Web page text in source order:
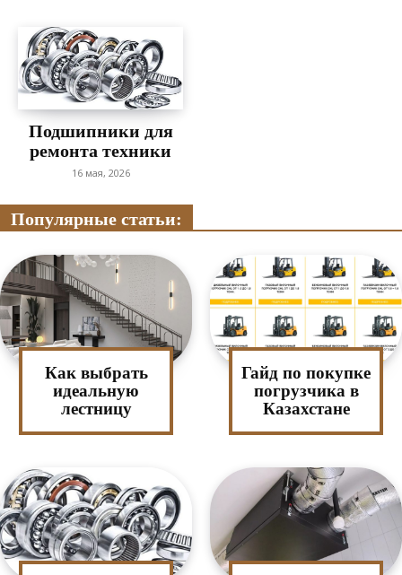
Подшипники для
ремонта техники
16 мая, 2026
Популярные статьи:
Как выбрать
идеальную
лестницу
Гайд по покупке
погрузчика в
Казахстане